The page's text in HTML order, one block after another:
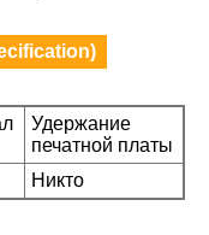
Удержание
печатной платы
Никто